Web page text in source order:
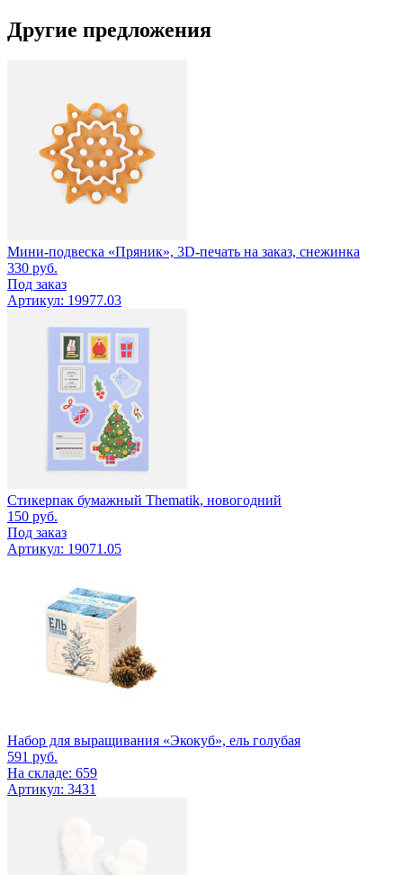
Другие предложения
Мини-подвеска «Пряник», 3D-печать на заказ, снежинка
330 руб.
Под заказ
Артикул: 19977.03
Стикерпак бумажный Thematik, новогодний
150 руб.
Под заказ
Артикул: 19071.05
Набор для выращивания «Экокуб», ель голубая
591 руб.
На складе: 659
Артикул: 3431